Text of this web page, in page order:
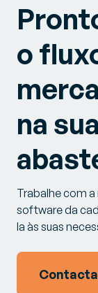
o
na
Trabalhe com a
software da
la às suas